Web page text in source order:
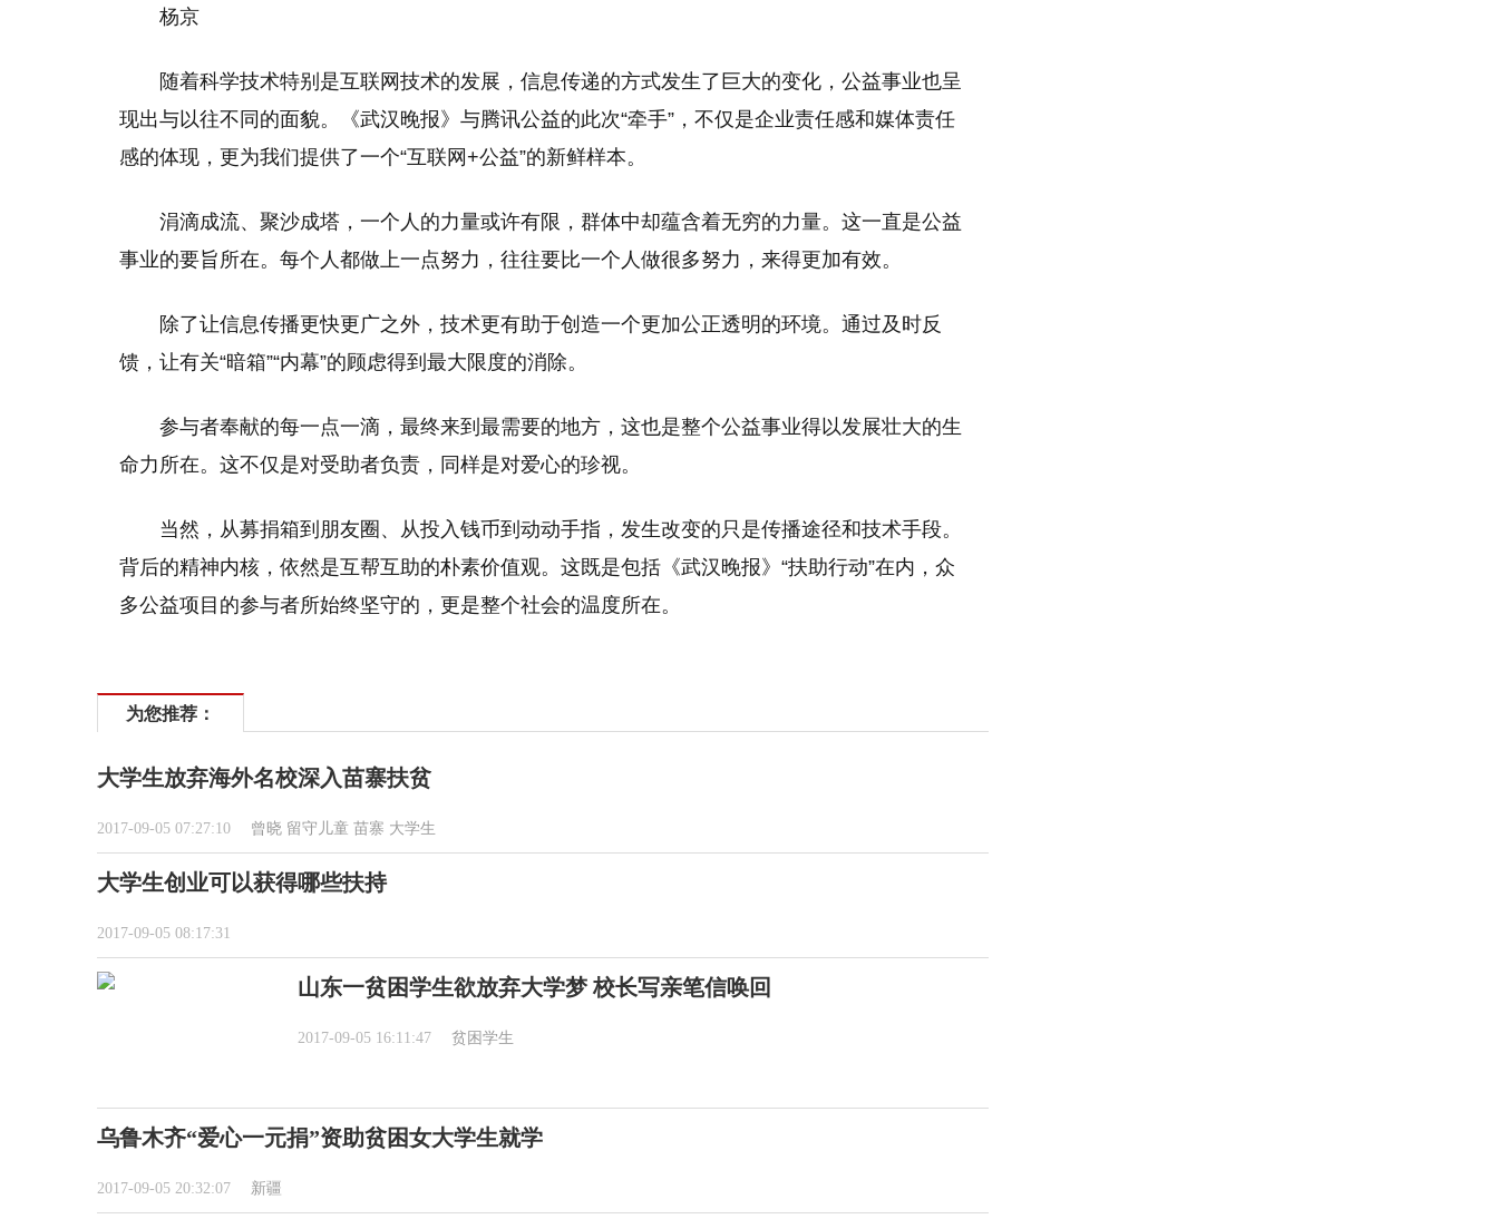
杨京
随着科学技术特别是互联网技术的发展，信息传递的方式发生了巨大的变化，公益事业也呈
现出与以往不同的面貌。《武汉晚报》与腾讯公益的此次“牵手”，不仅是企业责任感和媒体责任
感的体现，更为我们提供了一个“互联网+公益”的新鲜样本。
涓滴成流、聚沙成塔，一个人的力量或许有限，群体中却蕴含着无穷的力量。这一直是公益
事业的要旨所在。每个人都做上一点努力，往往要比一个人做很多努力，来得更加有效。
除了让信息传播更快更广之外，技术更有助于创造一个更加公正透明的环境。通过及时反
馈，让有关“暗箱”“内幕”的顾虑得到最大限度的消除。
参与者奉献的每一点一滴，最终来到最需要的地方，这也是整个公益事业得以发展壮大的生
命力所在。这不仅是对受助者负责，同样是对爱心的珍视。
当然，从募捐箱到朋友圈、从投入钱币到动动手指，发生改变的只是传播途径和技术手段。
背后的精神内核，依然是互帮互助的朴素价值观。这既是包括《武汉晚报》“扶助行动”在内，众
多公益项目的参与者所始终坚守的，更是整个社会的温度所在。
为您推荐：
大学生放弃海外名校深入苗寨扶贫
2017-09-05 07:27:10 曾晓 留守儿童 苗寨 大学生
大学生创业可以获得哪些扶持
2017-09-05 08:17:31
山东一贫困学生欲放弃大学梦 校长写亲笔信唤回
2017-09-05 16:11:47 贫困学生
乌鲁木齐“爱心一元捐”资助贫困女大学生就学
2017-09-05 20:32:07 新疆